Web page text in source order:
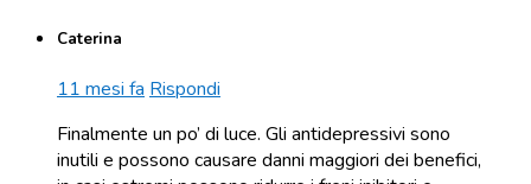
Caterina
11 mesi fa Rispondi
Finalmente un po’ di luce. Gli antidepressivi sono
inutili e possono causare danni maggiori dei benefici,